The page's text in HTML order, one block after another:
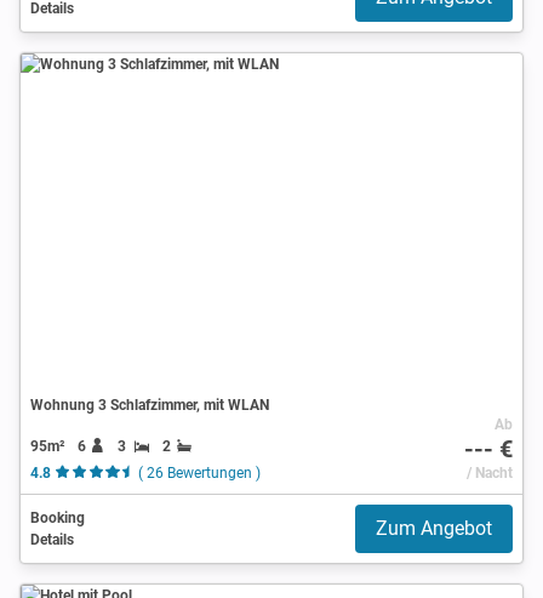
Details
Wohnung 3 Schlafzimmer, mit WLAN
95m² 6 3
2
4.8
( 26 Bewertungen )
Ab
--- €
/ Nacht
Booking
Details
Zum Angebot